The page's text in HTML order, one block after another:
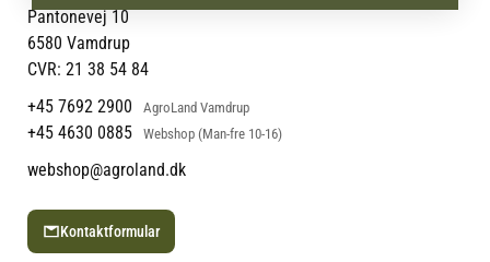
Om Vestjyllands Andel
Blog
Ofte stillede spørgsmål
Pantonevej 10
6580 Vamdrup
CVR: 21 38 54 84
+45 7692 2900
AgroLand Vamdrup
+45 4630 0885 Webshop (Man-fre 10-16)
webshop@agroland.dk
Kontaktformular